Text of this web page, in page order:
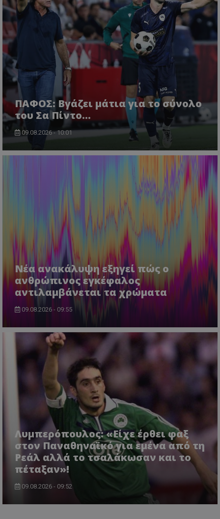
ΠΑΦΟΣ: Βγάζει μάτια για το σύνολο
του Σα Πίντο...
09.08.2026 - 10:01
Νέα ανακάλυψη εξηγεί πώς ο
ανθρώπινος εγκέφαλος
αντιλαμβάνεται τα χρώματα
09.08.2026 - 09:55
Λυμπερόπουλος: «Είχε έρθει φαξ
στον Παναθηναϊκό για εμένα από τη
Ρεάλ αλλά το τσαλάκωσαν και το
πέταξαν»!
09.08.2026 - 09:52